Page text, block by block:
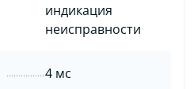
индикация
неисправности
4 мс